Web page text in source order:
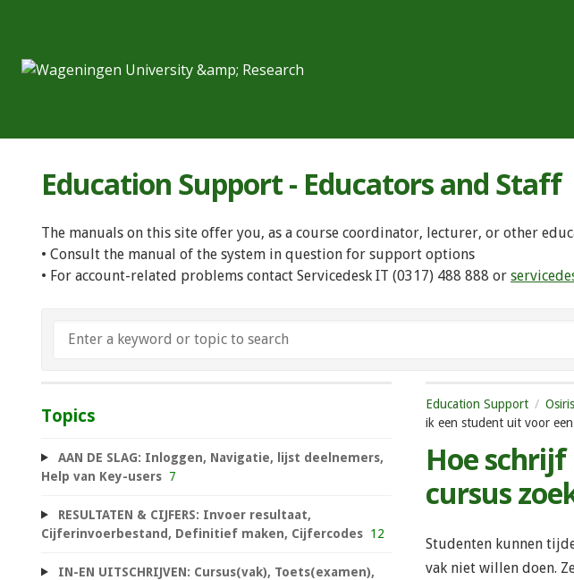
Education Support - Educators and Staff
The manuals on this site offer you, as a course coordinator, lecturer, or other
• Consult the manual of the system in question for support options
• For account-related problems contact Servicedesk IT (0317) 488 888 or
Education Support Osiris
ik een student uit voor
Hoe
cursus
Studenten kunnen
vak niet willen doen.
Topics
AAN DE SLAG: Inloggen, Navigatie, lijst deelnemers,
Help van Key-users 7
RESULTATEN & CIJFERS: Invoer resultaat,
Cijferinvoerbestand, Definitief maken, Cijfercodes 12
IN-EN UITSCHRIJVEN: Cursus(vak), Toets(examen),